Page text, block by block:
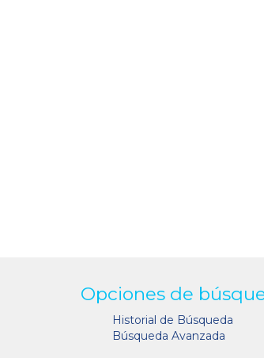
Opciones de
Historial de Búsqueda
Búsqueda Avanzada